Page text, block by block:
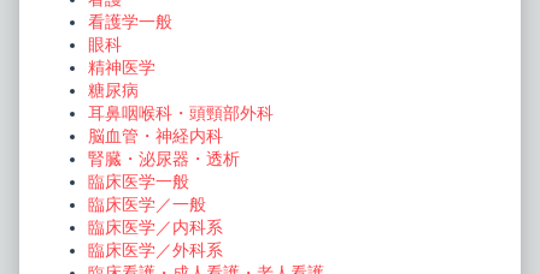
看護学一般
眼科
精神医学
糖尿病
耳鼻咽喉科・頭頸部外科
脳血管・神経内科
腎臓・泌尿器・透析
臨床医学一般
臨床医学／一般
臨床医学／内科系
臨床医学／外科系